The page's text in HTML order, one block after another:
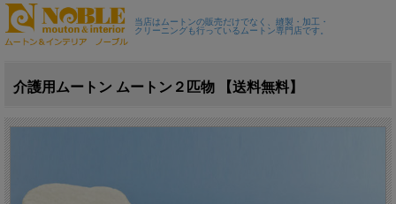
当店はムートンの販売だけでなく、縫製・加工・
クリーニングも行っているムートン専門店です。
介護用ムートン ムートン２匹物 【送料無料】